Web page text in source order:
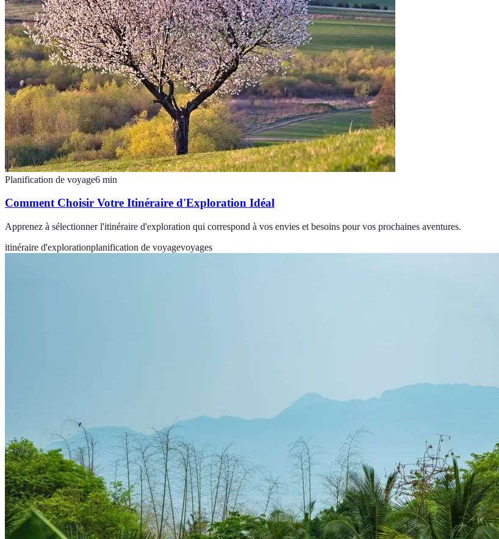
Planification de voyage6 min
Comment Choisir Votre Itinéraire d'Exploration Idéal
Apprenez à sélectionner l'itinéraire d'exploration qui correspond à vos envies et besoins pour vos prochaines aventures.
itinéraire d'explorationplanification de voyagevoyages